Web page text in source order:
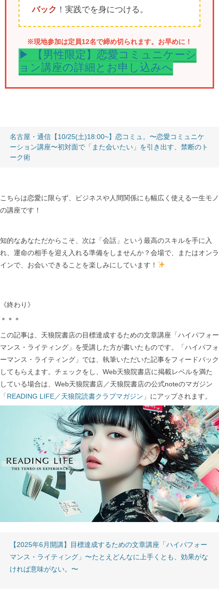
バック ！実践でを身につける。
※現地参加は定員12名で締め切られます。お早めに！
▶︎ 【男性限定】恋愛コミュニケーシ
ョン講座の詳細とお申し込みへ
名古屋・通信【10/25(土)18:00~】恋コミュ。〜恋愛コミュニケ
ーション講座〜初対面で「また会いたい」を引き出す、禁断のト
ーク術
こちらは恋愛に限らず、ビジネスや人間関係にも幅広く使える一生モノ
の講座です！
知的なあなただからこそ、次は「会話」という最高のスキルを手に入
れ、運命の相手を迎え入れる準備をしませんか？会場で、またはオンラ
インで、お会いできることを楽しみにしています！
《終わり》
＊＊＊
この記事は、天狼院書店の目標達成するための文章講座「ハイパフォー
マンス・ライティング」を受講した方が書いたものです。「ハイパフォ
ーマンス・ライティング」では、執筆いただいた記事をフィードバック
してもらえます。チェックをし、Web天狼院書店に掲載レベルを満た
している場合は、Web天狼院書店／天狼院書店の公式noteのマガジン
「READING LIFE／天狼院読書クラブマガジン」 にアップされます。
【2025年6月開講】目標達成するための文章講座「ハイパフォー
マンス・ライティング」〜たとえどんなに上手くとも、効果がな
ければ意味がない。〜